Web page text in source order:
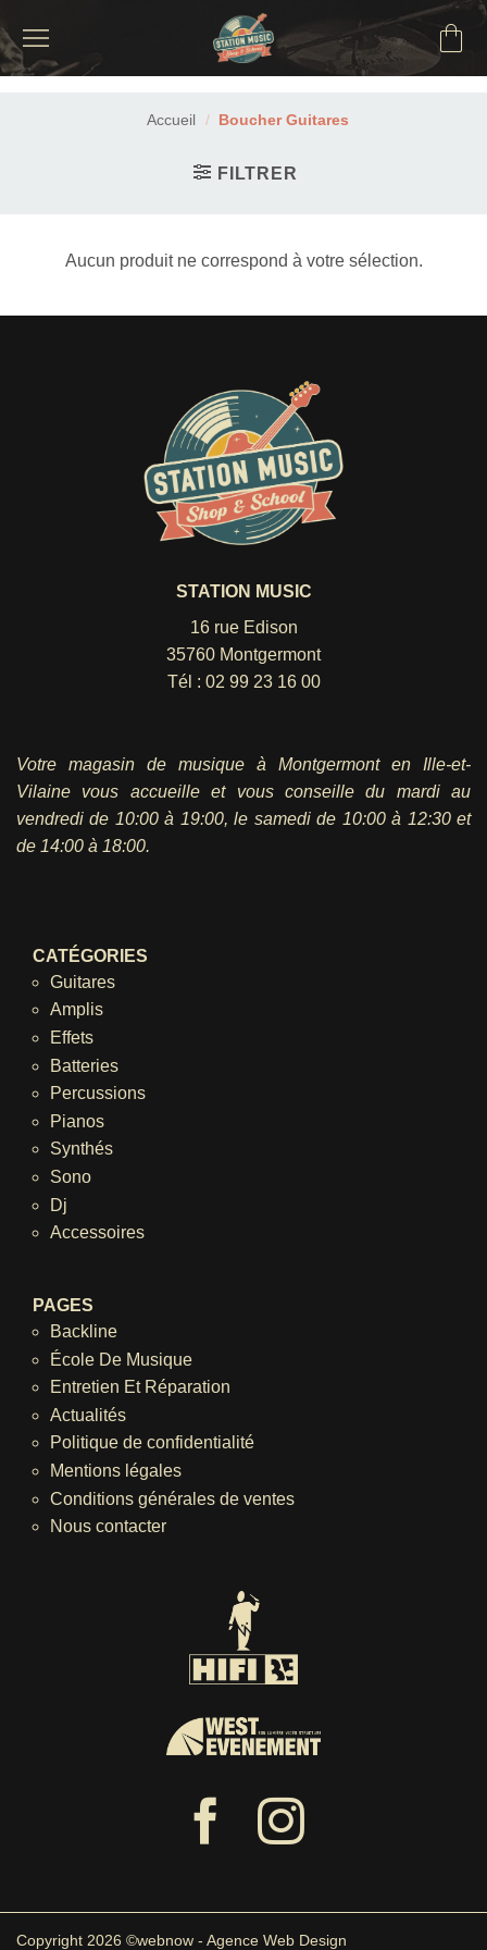
au
contenu
Accueil / Boucher Guitares
FILTRER
Aucun produit ne correspond à votre sélection.
STATION MUSIC
16 rue Edison
35760 Montgermont
Tél : 02 99 23 16 00
Votre magasin de musique à Montgermont en Ille-et-
Vilaine vous accueille et vous conseille du mardi au
vendredi de 10:00 à 19:00, le samedi de 10:00 à 12:30 et
de 14:00 à 18:00.
CATÉGORIES
Guitares
Amplis
Effets
Batteries
Percussions
Pianos
Synthés
Sono
Dj
Accessoires
PAGES
Backline
École De Musique
Entretien Et Réparation
Actualités
Politique de confidentialité
Mentions légales
Conditions générales de ventes
Nous contacter
Copyright 2026 ©webnow - Agence Web Design